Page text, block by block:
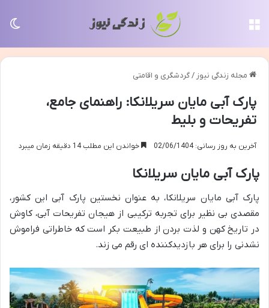
مجله زندگی نیوز /گردشگری و اقامتی
پارک آبی مایان سریلانکا: راهنمای جامع،
تفریحات و بلیط
آخرین به روز رسانی: 02/06/1404 خواندن این مطلب 14 دقیقه زمان میبرد
پارک آبی مایان سریلانکا
پارک آبی مایان سریلانکا، به عنوان نخستین پارک آبی این کشور،
مقصدی بی نظیر برای تجربه ترکیبی از هیجان تفریحات آبی، کاوش
در تاریخ کهن و لذت بردن از طبیعت بکر است که خاطراتی فراموش
نشدنی را برای هر بازدیدکننده ای رقم می زند.